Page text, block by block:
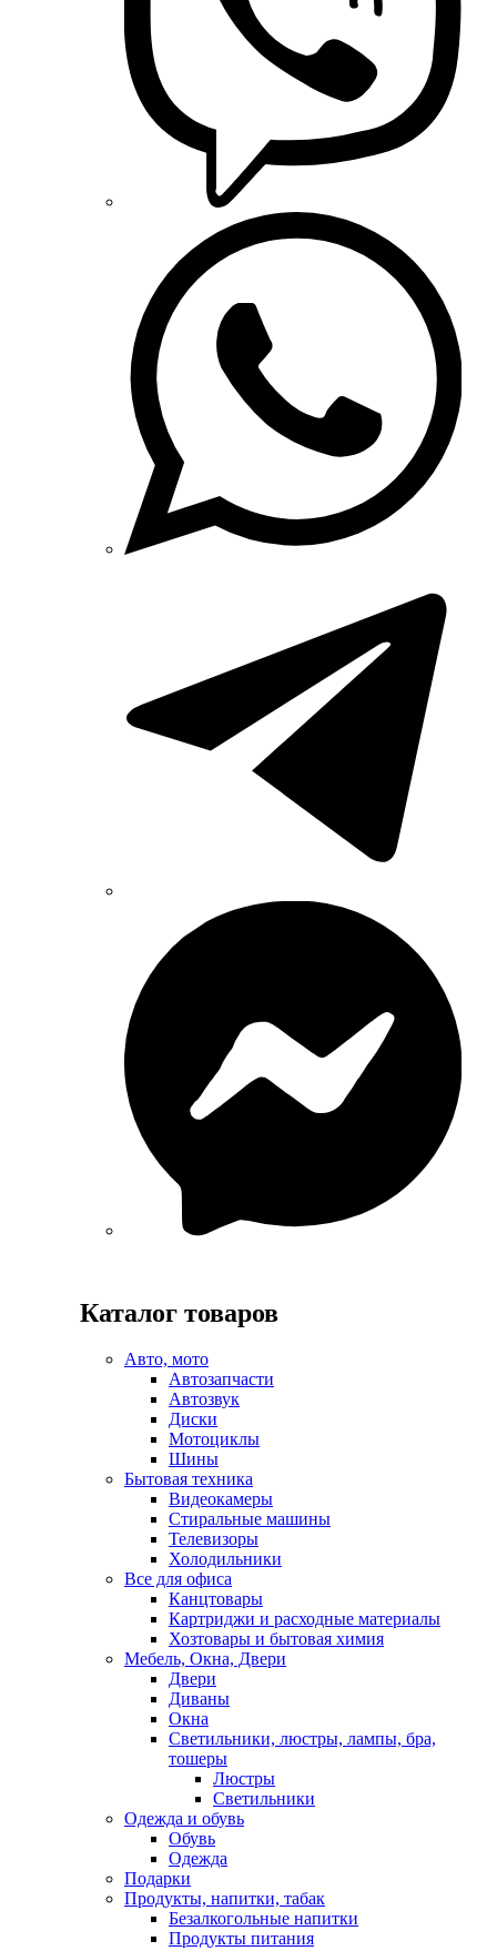
Каталог товаров
Авто, мото
Автозапчасти
Автозвук
Диски
Мотоциклы
Шины
Бытовая техника
Видеокамеры
Стиральные машины
Телевизоры
Холодильники
Все для офиса
Канцтовары
Картриджи и расходные материалы
Хозтовары и бытовая химия
Мебель, Окна, Двери
Двери
Диваны
Окна
Светильники, люстры, лампы, бра,
тошеры
Люстры
Светильники
Одежда и обувь
Обувь
Одежда
Подарки
Продукты, напитки, табак
Безалкогольные напитки
Продукты питания